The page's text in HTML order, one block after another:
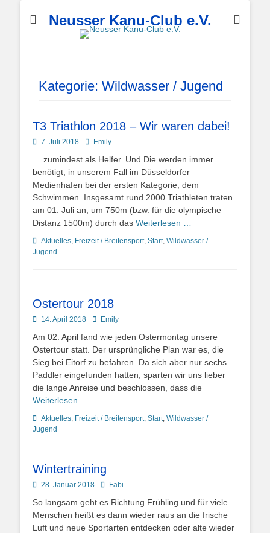
Neusser Kanu-Club e.V.
Kategorie: Wildwasser / Jugend
T3 Triathlon 2018 – Wir waren dabei!
Posted
7. Juli 2018 AutorEmily
… zumindest als Helfer. Und Die werden immer
benötigt, in unserem Fall im Düsseldorfer
Medienhafen bei der ersten Kategorie, dem
Schwimmen. Insgesamt rund 2000 Triathleten traten
am 01. Juli an, um 750m (bzw. für die olympische
Distanz 1500m) durch das Weiterlesen …
Kategorien
Aktuelles, Freizeit / Breitensport, Start, Wildwasser /
Jugend
Ostertour 2018
Posted
14. April 2018 AutorEmily
Am 02. April fand wie jeden Ostermontag unsere
Ostertour statt. Der ursprüngliche Plan war es, die
Sieg bei Eitorf zu befahren. Da sich aber nur sechs
Paddler eingefunden hatten, sparten wir uns lieber
die lange Anreise und beschlossen, dass die
Weiterlesen …
Kategorien
Aktuelles, Freizeit / Breitensport, Start, Wildwasser /
Jugend
Wintertraining
Posted
28. Januar 2018 AutorFabi
So langsam geht es Richtung Frühling und für viele
Menschen heißt es dann wieder raus an die frische
Luft und neue Sportarten entdecken oder alte wieder